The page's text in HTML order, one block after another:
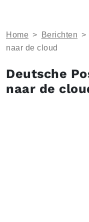
Home > Berichten >
naar de cloud
Deutsche
naar de